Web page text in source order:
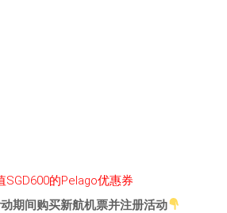
SGD600的Pelago优惠券
期间购买新航机票并注册活动